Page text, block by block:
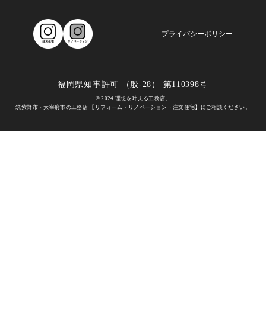
プライバシーポリシー
福岡県知事許可 （般-28） 第110398号
© 2024 理想を叶える工務店。
筑紫野市・太宰府市の工務店 【リフォーム・リノベーション・注文住宅】にご相談ください。